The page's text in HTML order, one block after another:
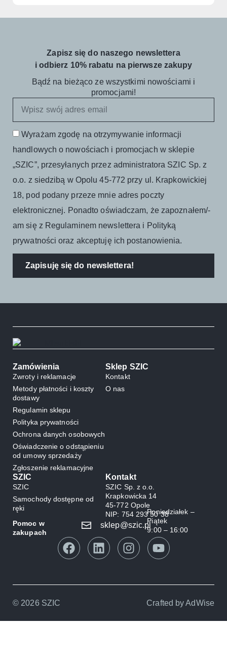
Zapisz się do naszego newslettera
i odbierz 10% rabatu na pierwsze zakupy
Bądź na bieżąco ze wszystkimi nowościami i
promocjami!
Wyrażam zgodę na otrzymywanie informacji
handlowych o nowościach i promocjach w sklepie
„SZIC”, przesyłanych przez administratora SZIC Sp. z
o.o. z siedzibą w Opolu 45-772 przy ul. Krapkowickiej
18, pod podany przeze mnie adres poczty
elektronicznej. Ponadto oświadczam, że zapoznałem/-
am się z Regulaminem newslettera i Polityką
prywatności oraz akceptuję ich postanowienia.
Zapisuję się do newslettera!
Zamówienia
Zwroty i reklamacje
Metody płatności i koszty
dostawy
Regulamin sklepu
Polityka prywatności
Ochrona danych osobowych
Oświadczenie o odstąpieniu
od umowy sprzedaży
Zgłoszenie reklamacyjne
Sklep SZIC
Kontakt
O nas
SZIC
SZIC
Samochody dostępne od
ręki
Kontakt
SZIC Sp. z o.o.
Krapkowicka 14
45-772 Opole
NIP: 754 293 50 38
Pomoc w
zakupach
Poniedziałek –
Piątek
9:00 – 16:00
sklep@szic.pl
© 2026 SZIC Crafted byAdWise